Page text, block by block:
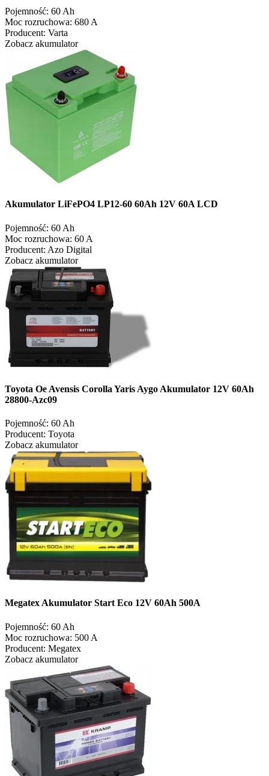
Pojemność: 60 Ah
Moc rozruchowa: 680 A
Producent: Varta
Zobacz akumulator
Akumulator LiFePO4 LP12-60 60Ah 12V 60A LCD
Pojemność: 60 Ah
Moc rozruchowa: 60 A
Producent: Azo Digital
Zobacz akumulator
Toyota Oe Avensis Corolla Yaris Aygo Akumulator 12V 60Ah
28800-Azc09
Pojemność: 60 Ah
Producent: Toyota
Zobacz akumulator
Megatex Akumulator Start Eco 12V 60Ah 500A
Pojemność: 60 Ah
Moc rozruchowa: 500 A
Producent: Megatex
Zobacz akumulator